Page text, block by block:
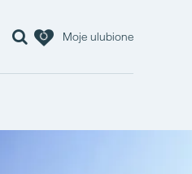
Moje ulubione